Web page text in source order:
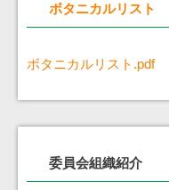
ボタニカルリスト
ボタニカルリスト.pdf
委員会組織紹介